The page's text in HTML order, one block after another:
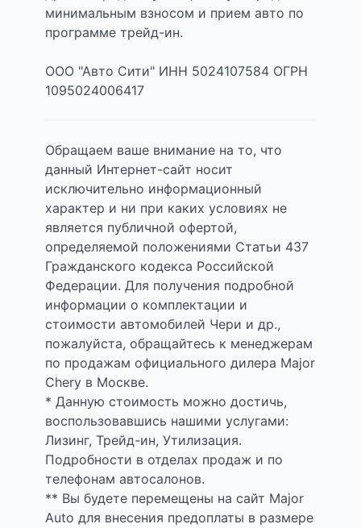
минимальным взносом и прием авто по
программе трейд-ин.
ООО "Авто Сити" ИНН 5024107584 ОГРН
1095024006417
Обращаем ваше внимание на то, что
данный Интернет-сайт носит
исключительно информационный
характер и ни при каких условиях не
является публичной офертой,
определяемой положениями Статьи 437
Гражданского кодекса Российской
Федерации. Для получения подробной
информации о комплектации и
стоимости автомобилей Чери и др.,
пожалуйста, обращайтесь к менеджерам
по продажам официального дилера Major
Chery в Москве.
* Данную стоимость можно достичь,
воспользовавшись нашими услугами:
Лизинг, Трейд-ин, Утилизация.
Подробности в отделах продаж и по
телефонам автосалонов.
** Вы будете перемещены на сайт Major
Auto для внесения предоплаты в размере